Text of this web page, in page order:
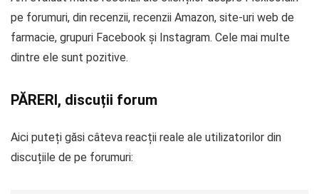
pe forumuri, din recenzii, recenzii Amazon, site-uri web de
farmacie, grupuri Facebook și Instagram. Cele mai multe
dintre ele sunt pozitive.
PĂRERI, discuții forum
Aici puteți găsi câteva reacții reale ale utilizatorilor din
discuțiile de pe forumuri: